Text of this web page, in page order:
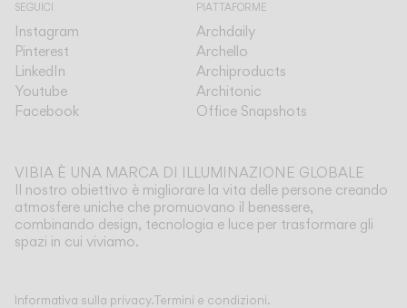
SEGUICI
Instagram
Pinterest
LinkedIn
Youtube
Facebook
PIATTAFORME
Archdaily
Archello
Archiproducts
Architonic
Office Snapshots
VIBIA È UNA MARCA DI ILLUMINAZIONE GLOBALE
Il nostro obiettivo è migliorare la vita delle persone creando
atmosfere uniche che promuovano il benessere,
combinando design, tecnologia e luce per trasformare gli
spazi in cui viviamo.
Informativa sulla privacy.Termini e condizioni.